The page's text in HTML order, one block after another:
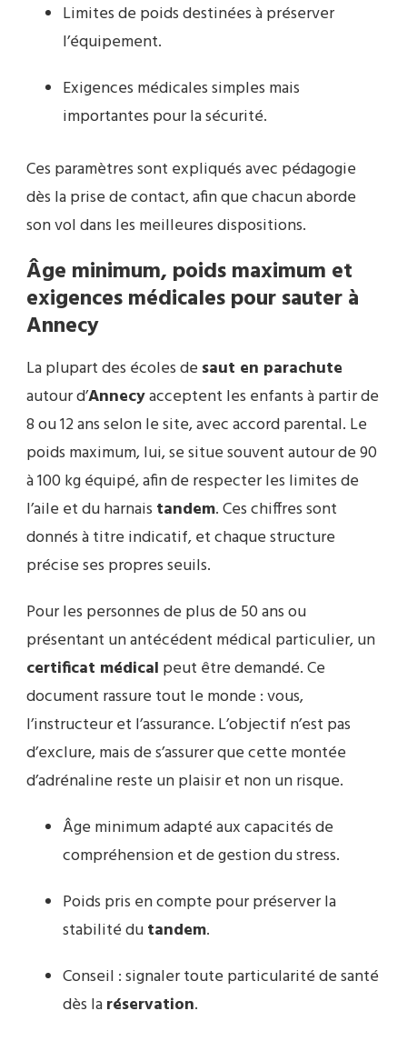
Limites de poids destinées à préserver
l’équipement.
Exigences médicales simples mais
importantes pour la sécurité.
Ces paramètres sont expliqués avec pédagogie
dès la prise de contact, afin que chacun aborde
son vol dans les meilleures dispositions.
Âge minimum, poids maximum et
exigences médicales pour sauter à
Annecy
La plupart des écoles de saut en parachute
autour d’Annecyacceptent les enfants à partir de
8 ou 12 ans selon le site, avec accord parental. Le
poids maximum, lui, se situe souvent autour de 90
à 100 kg équipé, afin de respecter les limites de
l’aile et du harnais tandem. Ces chiffres sont
donnés à titre indicatif, et chaque structure
précise ses propres seuils.
Pour les personnes de plus de 50 ans ou
présentant un antécédent médical particulier, un
certificat médical peut être demandé. Ce
document rassure tout le monde : vous,
l’instructeur et l’assurance. L’objectif n’est pas
d’exclure, mais de s’assurer que cette montée
d’adrénaline reste un plaisir et non un risque.
Âge minimum adapté aux capacités de
compréhension et de gestion du stress.
Poids pris en compte pour préserver la
stabilité dutandem.
Conseil : signaler toute particularité de santé
dès laréservation.